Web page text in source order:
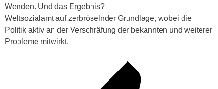
Wenden. Und das Ergebnis?
Weltsozialamt auf zerbröselnder Grundlage, wobei die
Politik aktiv an der Verschräfung der bekannten und weiterer
Probleme mitwirkt.